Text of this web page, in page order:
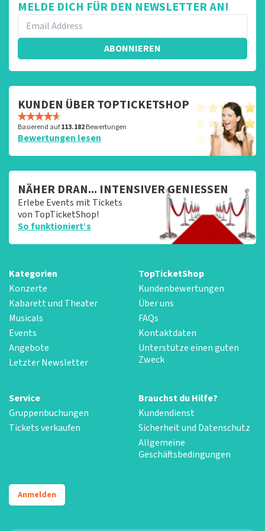
MELDE DICH FÜR DEN NEWSLETTER AN!
ABONNIEREN
KUNDEN ÜBER TOPTICKETSHOP
Basierend auf113.182Bewertungen
Bewertungen lesen
NÄHER DRAN... INTENSIVER GENIESSEN
Erlebe Events mit Tickets
von TopTicketShop!
So funktioniert‘s
Kategorien
Konzerte
Kabarett und Theater
Musicals
Events
Angebote
Letzter Newsletter
TopTicketShop
Kundenbewertungen
Über uns
FAQs
Kontaktdaten
Unterstütze einen guten
Zweck
Service
Gruppenbuchungen
Tickets verkaufen
Brauchst du Hilfe?
Kundendienst
Sicherheit und Datenschutz
Allgemeine
Geschäftsbedingungen
Anmelden